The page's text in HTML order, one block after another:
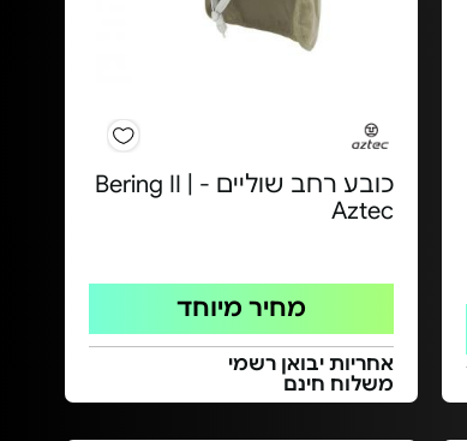
כובע רחב שוליים - Bering II |
Aztec
מחיר מיוחד
אחריות יבואן רשמי
משלוח חינם